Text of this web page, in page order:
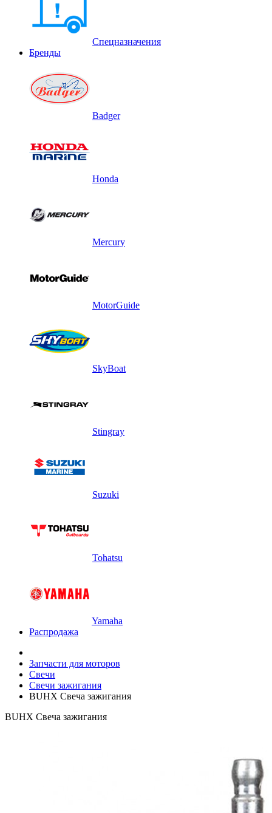
Спецназначения
Бренды
Badger
Honda
Mercury
MotorGuide
SkyBoat
Stingray
Suzuki
Tohatsu
Yamaha
Распродажа
Запчасти для моторов
Свечи
Свечи зажигания
BUHX Свеча зажигания
BUHX Свеча зажигания